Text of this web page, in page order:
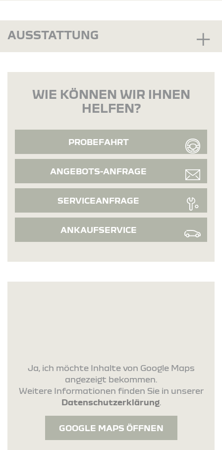
AUSSTATTUNG
WIE KÖNNEN WIR IHNEN
HELFEN?
PROBEFAHRT
ANGEBOTS-ANFRAGE
SERVICEANFRAGE
ANKAUFSERVICE
Ja, ich möchte Inhalte von Google Maps
angezeigt bekommen.
Weitere Informationen finden Sie in unserer
Datenschutzerklärung.
GOOGLE MAPS ÖFFNEN